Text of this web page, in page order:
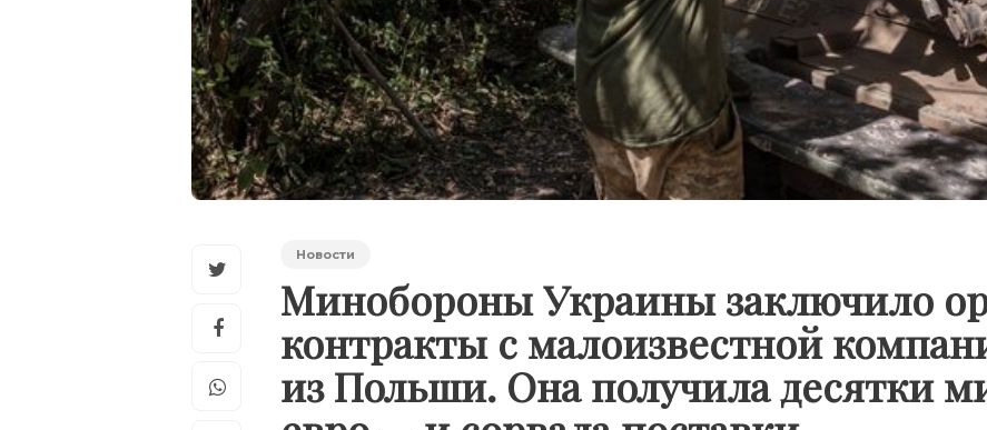
Новости
Минобороны Украины заключило
контракты с малоизвестной
из Польши. Она получила десятки